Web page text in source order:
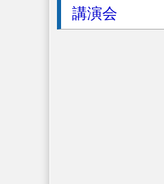
講演会